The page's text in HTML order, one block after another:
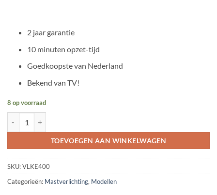
2 jaar garantie
10 minuten opzet-tijd
Goedkoopste van Nederland
Bekend van TV!
8 op voorraad
TOEVOEGEN AAN WINKELWAGEN
SKU:VLKE400
Categorieën: Mastverlichting, Modellen